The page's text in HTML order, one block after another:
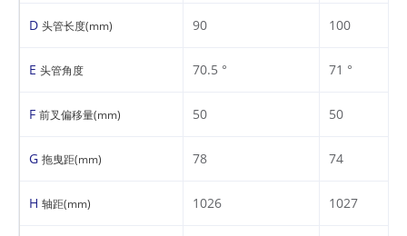
D 头管长度(mm) 90 100
E 头管角度 70.5 ° 71 °
F 前叉偏移量(mm) 50 50
G 拖曳距(mm) 78 74
H 轴距(mm) 1026 1027